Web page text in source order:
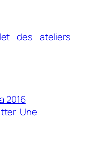
des ateliers
2016
Une